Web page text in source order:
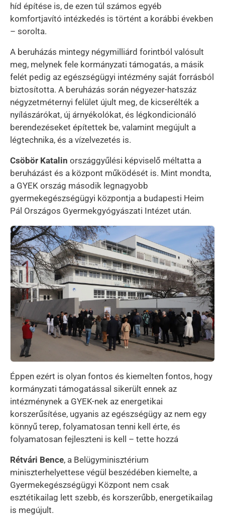
híd építése is, de ezen túl számos egyéb
komfortjavító intézkedés is történt a korábbi években
– sorolta.
A beruházás mintegy négymilliárd forintból valósult
meg, melynek fele kormányzati támogatás, a másik
felét pedig az egészségügyi intézmény saját forrásból
biztosította. A beruházás során négyezer-hatszáz
négyzetméternyi felület újult meg, de kicserélték a
nyílászárókat, új árnyékolókat, és légkondicionáló
berendezéseket építettek be, valamint megújult a
légtechnika, és a vízelvezetés is.
Csöbör Katalin országgyűlési képviselő méltatta a
beruházást és a központ működését is. Mint mondta,
a GYEK ország második legnagyobb
gyermekegészségügyi központja a budapesti Heim
Pál Országos Gyermekgyógyászati Intézet után.
Kép
Éppen ezért is olyan fontos és kiemelten fontos, hogy
kormányzati támogatással sikerült ennek az
intézménynek a GYEK-nek az energetikai
korszerűsítése, ugyanis az egészségügy az nem egy
könnyű terep, folyamatosan tenni kell érte, és
folyamatosan fejleszteni is kell – tette hozzá
Rétvári Bence, a Belügyminisztérium
miniszterhelyettese végül beszédében kiemelte, a
Gyermekegészségügyi Központ nem csak
esztétikailag lett szebb, és korszerűbb, energetikailag
is megújult.